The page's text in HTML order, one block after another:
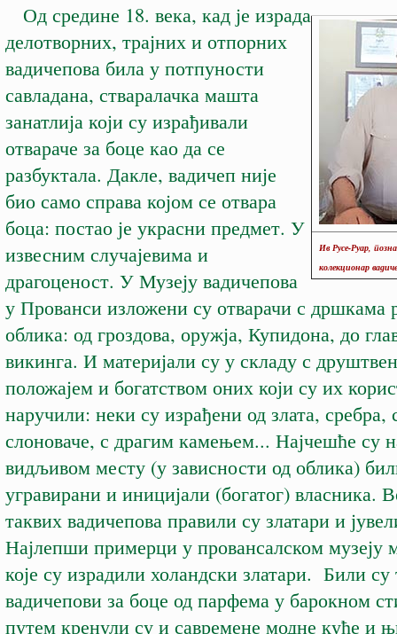
Ив Русе-Руар,
колекционар
Од средине 18. века, кад је израда
делотворних, трајних и отпорних
вадичепова била у потпуности
савладана, стваралачка машта
занатлија који су израђивали
отвараче за боце као да се
разбуктала. Дакле, вадичеп није
био само справа којом се отвара
боца: постао је украсни предмет. У
извесним случајевима и
драгоценост. У Музеју вадичепова
у Прованси изложени су отварачи с дршкама
облика: од гроздова, оружја, Купидона, до
викинга. И материјали су у складу с
положајем и богатством оних који су их
наручили: неки су израђени од злата, сребра,
слоноваче, с драгим камењем... Најчешће су
видљивом месту (у зависности од облика)
угравирани и иницијали (богатог) власника.
таквих вадичепова правили су златари и
Најлепши примерци у провансалском музеју
које су израдили холандски златари. Били
вадичепови за боце од парфема у
путем кренули су и савремене модне куће и